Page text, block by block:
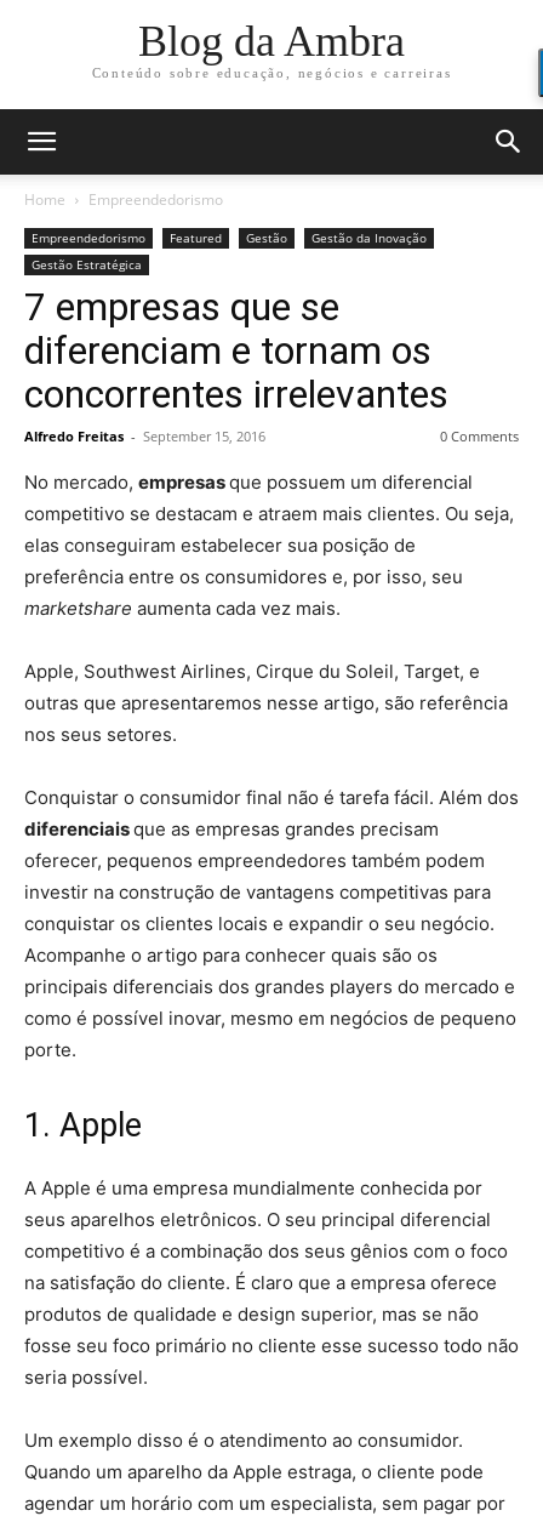
Blog da Ambra
Conteúdo sobre educação, negócios e carreiras
Home Empreendedorismo
Empreendedorismo Featured Gestão
Gestão da Inovação
Gestão Estratégica
7 empresas que se
diferenciam e tornam os
concorrentes irrelevantes
Alfredo Freitas - September 15, 2016 0 Comments
No mercado, empresasque possuem um diferencial
competitivo se destacam e atraem mais clientes. Ou seja,
elas conseguiram estabelecer sua posição de
preferência entre os consumidores e, por isso, seu
marketshare aumenta cada vez mais.
Apple, Southwest Airlines, Cirque du Soleil, Target, e
outras que apresentaremos nesse artigo, são referência
nos seus setores.
Conquistar o consumidor final não é tarefa fácil. Além dos
diferenciaisque as empresas grandes precisam
oferecer, pequenos empreendedores também podem
investir na construção de vantagens competitivas para
conquistar os clientes locais e expandir o seu negócio.
Acompanhe o artigo para conhecer quais são os
principais diferenciais dos grandes players do mercado e
como é possível inovar, mesmo em negócios de pequeno
porte.
1. Apple
A Apple é uma empresa mundialmente conhecida por
seus aparelhos eletrônicos. O seu principal diferencial
competitivo é a combinação dos seus gênios com o foco
na satisfação do cliente. É claro que a empresa oferece
produtos de qualidade e design superior, mas se não
fosse seu foco primário no cliente esse sucesso todo não
seria possível.
Um exemplo disso é o atendimento ao consumidor.
Quando um aparelho da Apple estraga, o cliente pode
agendar um horário com um especialista, sem pagar por